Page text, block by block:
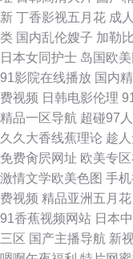
成人视频 影视大全在线
航 91网站在线收看 亚洲
韩在线精品 岛国大片在线
美啪啪网站 国产亚洲日
666 草莓视屏 久久人妻二
址 猫先生国产一区 欧美
新 丁香影视五月花 成
类 国内乱伦嫂子 加勒
日本女同护士 岛国欧
91影院在线播放 国内
费视频 日韩电影伦理
精品一区导航 超碰97
久久大香线蕉理论 趁
免费肏屄网址 欧美专
激情文学欧美色图 手
费视频 精品亚洲五月花
91香蕉视频网站 日本
三区 国产主播导航 新